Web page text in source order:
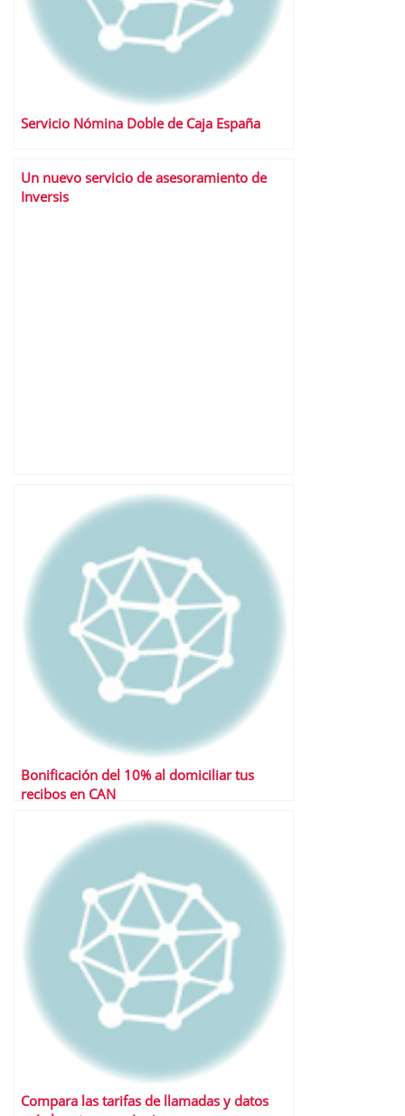
Servicio Nómina Doble de Caja España
Un nuevo servicio de asesoramiento de
Inversis
Bonificación del 10% al domiciliar tus
recibos en CAN
Compara las tarifas de llamadas y datos